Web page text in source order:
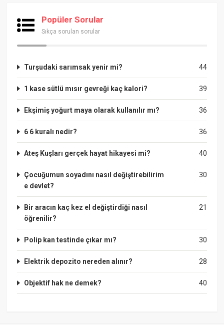
Popüler Sorular
Sıkça sorulan sorular
44
Turşudaki sarımsak yenir mi?
39
1 kase sütlü mısır gevreği kaç kalori?
36
Ekşimiş yoğurt maya olarak kullanılır mı?
36
6 6 kuralı nedir?
40
Ateş Kuşları gerçek hayat hikayesi mi?
30
Çocuğumun soyadını nasıl değiştirebilirim
e devlet?
21
Bir aracın kaç kez el değiştirdiği nasıl
öğrenilir?
30
Polip kan testinde çıkar mı?
28
Elektrik depozito nereden alınır?
40
Objektif hak ne demek?